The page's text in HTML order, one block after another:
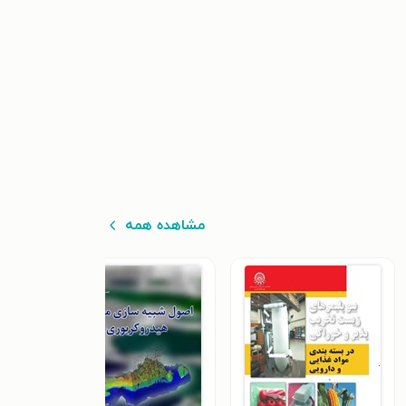
مشاهده همه